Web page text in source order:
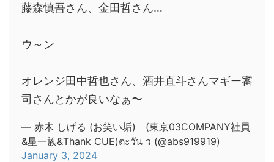
藤森慎吾さん、金田哲さん…
ウ～ン
オレンジ田中哲也さん、酒井直斗さんマギー審
司さんとかが良いなぁ〜
— 赤木 しげる (お笑い垢) (東京03COMPANY社員
&星一族&Thank CUE)ตะวัน ว (@abs919919)
January 3, 2024